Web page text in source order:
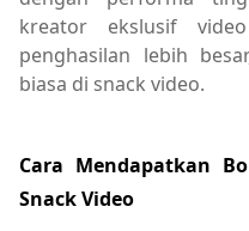
kreator ekslusif
penghasilan lebih
biasa di snack video.
Cara Mendapatkan
Snack Video